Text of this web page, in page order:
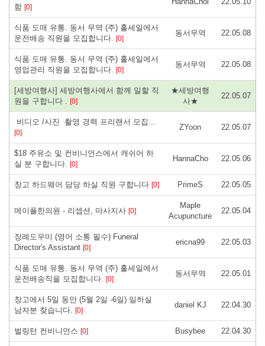
함 [0]
식품 도매 유통. 동서 무역 (주) 홀세일에서
운전배송 직원을 모집합니다. [0]
동서무역 22.05.08
식품 도매 유통. 동서 무역 (주) 홀세일에서
영업관리 직원을 모집합니다. [0]
동서무역 22.05.08
[세방여행사] 세방여행사에서 함께 일할 직
원을 구합니다 . [0]
★세방여행
사★
22.05.07
비디오 /사진 촬영 경력 프리랜서 모집...
[0]
ZYoon 22.05.07
$18 주유소 및 컨비니언스에서 캐쉬어 하
실 분 구합니다. [0]
HannaCho 22.05.06
창고 하드웨어 담당 하실 직원 구합니다 [0] PrimeS 22.05.05
메이플한의원 - 리셉션, 마사지사 [0]
Maple
Acupuncture
22.05.04
장례도우미 (영어 소통 필수) Funeral
Director's Assistant [0]
ericna99 22.05.03
식품 도매 유통. 동서 무역 (주) 홀세일에서
운전배송직을 모집합니다. [0]
동서무역 22.05.01
창고에서 5일 동안 (5월 2일 -6일) 일하실
남자분 찾습니다. [0]
daniel KJ 22.04.30
벌링턴 컨비니언스 [0] Busybee 22.04.30